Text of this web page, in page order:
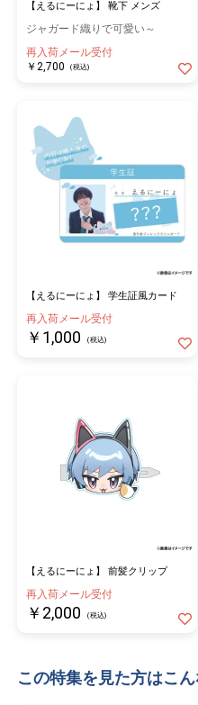
【えるにーにょ】 靴下 メンズ
ジャガード織りで可愛い～
再入荷メール受付
￥2,700
(税込)
【えるにーにょ】 学生証風カード
再入荷メール受付
￥1,000 (税込)
【えるにーにょ】 前髪クリップ
再入荷メール受付
￥2,000 (税込)
この特集を見た方はこ